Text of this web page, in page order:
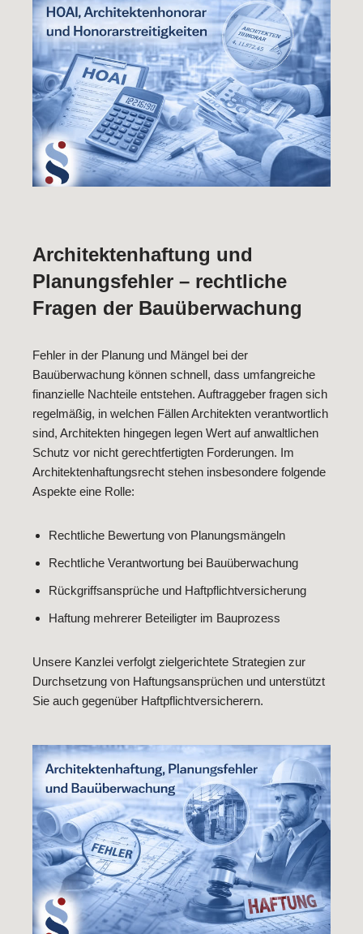
Architektenhaftung und
Planungsfehler – rechtliche
Fragen der Bauüberwachung
Fehler in der Planung und Mängel bei der
Bauüberwachung können schnell, dass umfangreiche
finanzielle Nachteile entstehen. Auftraggeber fragen sich
regelmäßig, in welchen Fällen Architekten verantwortlich
sind, Architekten hingegen legen Wert auf anwaltlichen
Schutz vor nicht gerechtfertigten Forderungen. Im
Architektenhaftungsrecht stehen insbesondere folgende
Aspekte eine Rolle:
Rechtliche Bewertung von Planungsmängeln
Rechtliche Verantwortung bei Bauüberwachung
Rückgriffsansprüche und Haftpflichtversicherung
Haftung mehrerer Beteiligter im Bauprozess
Unsere Kanzlei verfolgt zielgerichtete Strategien zur
Durchsetzung von Haftungsansprüchen und unterstützt
Sie auch gegenüber Haftpflichtversicherern.